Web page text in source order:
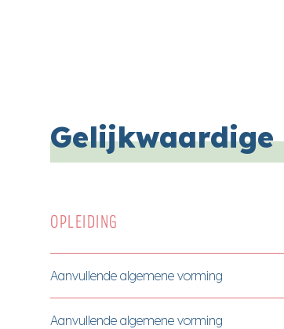
Gelijkwaardige
OPLEIDING
Aanvullende algemene vorming
Aanvullende algemene vorming